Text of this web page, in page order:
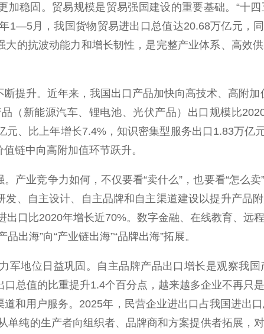
固。贸易规模是贸易强国建设的重要基础。“十四
1—5月，我国货物贸易进出口总值达20.68万亿元，
的抗波动能力和增长韧性，是完整产业体系、高效
升。近年来，我国出口产品加快向高技术、高附
（新能源汽车、锂电池、光伏产品）出口规模比
、比上年增长7.4%，知识密集型服务出口1.83万亿
链中向高附加值环节跃升。
业竞争力如何，不仅要看“卖什么”，也要看“怎么卖
、自主设计、自主品牌和自主渠道建设以提升产品
口比2020年增长近70%。数字金融、在线教育、远
出海”向“产业链出海”“品牌出海”拓展。
地位日益巩固。自主品牌产品出口增长是观察我国
总值的比重提升1.4个百分点，越来越多企业不再只
和用户服务。2025年，民营企业进出口占我国进出
单纯的生产者向组织者、品牌商和方案提供者拓展，